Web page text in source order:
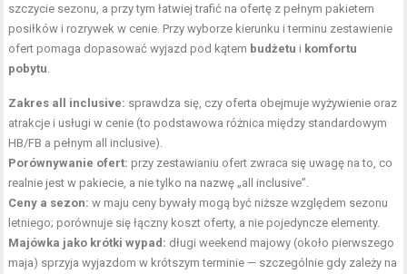
szczycie sezonu, a przy tym łatwiej trafić na ofertę z pełnym pakietem
posiłków i rozrywek w cenie. Przy wyborze kierunku i terminu zestawienie
ofert pomaga dopasować wyjazd pod kątem budżetu i komfortu
pobytu
Zakres all inclusive: sprawdza się, czy oferta obejmuje wyżywienie oraz
atrakcje i usługi w cenie (to podstawowa różnica między standardowym
HB/FB a pełnym all inclusive).
Porównywanie ofert: przy zestawianiu ofert zwraca się uwagę na to, co
realnie jest w pakiecie, a nie tylko na nazwę „all inclusive”.
Ceny a sezon: w maju ceny bywały mogą być niższe względem sezonu
letniego; porównuje się łączny koszt oferty, a nie pojedyncze elementy.
Majówka jako krótki wypad : długi weekend majowy (około pierwszego
maja) sprzyja wyjazdom w krótszym terminie — szczególnie gdy zależy na